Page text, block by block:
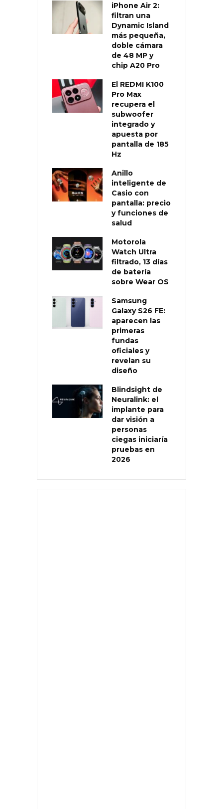
iPhone Air 2:
filtran una
Dynamic Island
más pequeña,
doble cámara
de 48 MP y
chip A20 Pro
El REDMI K100
Pro Max
recupera el
subwoofer
integrado y
apuesta por
pantalla de 185
Hz
Anillo
inteligente de
Casio con
pantalla: precio
y funciones de
salud
Motorola
Watch Ultra
filtrado, 13 días
de batería
sobre Wear OS
Samsung
Galaxy S26 FE:
aparecen las
primeras
fundas
oficiales y
revelan su
diseño
Blindsight de
Neuralink: el
implante para
dar visión a
personas
ciegas iniciaría
pruebas en
2026